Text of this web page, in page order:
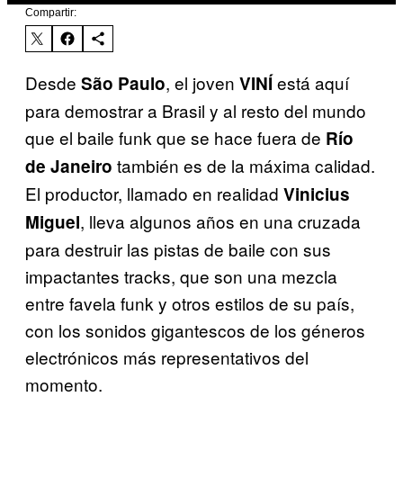
Compartir:
Desde São Paulo, el joven VINÍestá aquí
para demostrar a Brasil y al resto del mundo
que el baile funk que se hace fuera de Río
de Janeiro también es de la máxima calidad.
El productor, llamado en realidad Vinicius
Miguel, lleva algunos años en una cruzada
para destruir las pistas de baile con sus
impactantes tracks, que son una mezcla
entre favela funk y otros estilos de su país,
con los sonidos gigantescos de los géneros
electrónicos más representativos del
momento.